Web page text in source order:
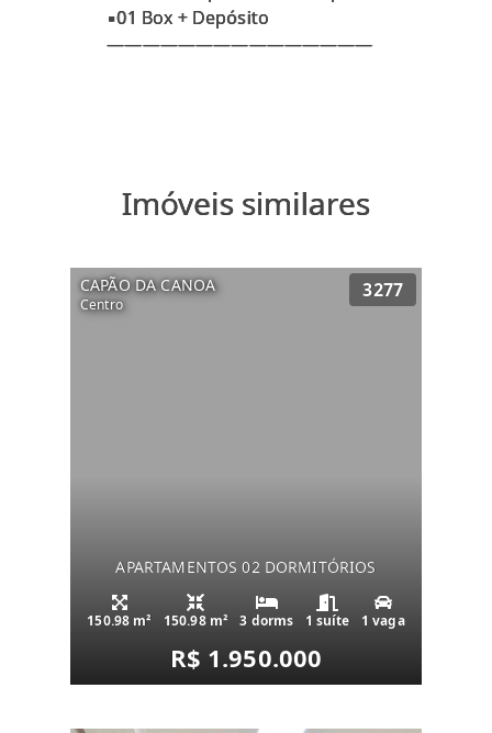
▪01 Box + Depósito
———————————————
Imóveis similares
CAPÃO DA CANOA
Centro
3277
APARTAMENTOS 02 DORMITÓRIOS
150.98 m² 150.98 m² 3 dorms 1 suíte 1 vaga
R$ 1.950.000